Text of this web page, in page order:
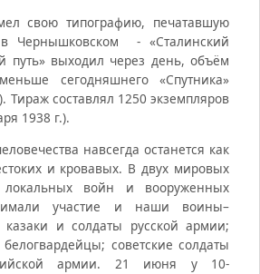
свою типографию, печатавшую
Чернышковском - «Сталинский
путь» выходил через день, объём
сегодняшнего «Спутника»
Тираж составлял 1250 экземпляров
1938 г.).
навсегда останется как
и кровавых. В двух мировых
войн и вооруженных
участие и наши воины–
казаки и солдаты русской армии;
советские солдаты
армии. 21 июня у 10-